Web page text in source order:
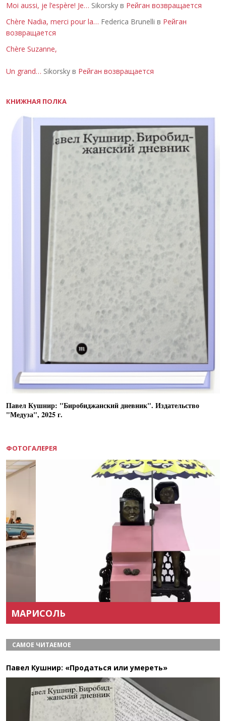
Moi aussi, je l’espère! Je… Sikorsky в Рейган возвращается
Chère Nadia, merci pour la… Federica Brunelli в Рейган
возвращается
Chère Suzanne,
Un grand… Sikorsky в Рейган возвращается
КНИЖНАЯ ПОЛКА
Павел Кушнир: "Биробиджанский дневник". Издательство
"Медуза", 2025 г.
ФОТОГАЛЕРЕЯ
МАРИСОЛЬ
САМОЕ ЧИТАЕМОЕ
Павел Кушнир: «Продаться или умереть»